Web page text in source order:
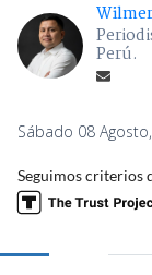
Perú.
Sábado 08
Seguimos criterios